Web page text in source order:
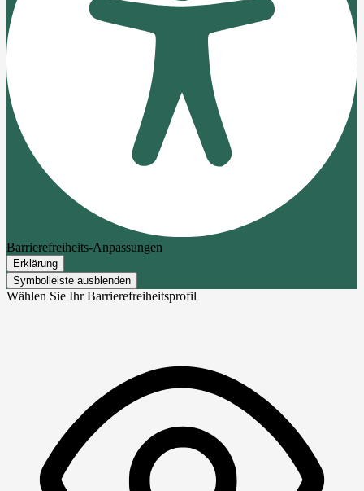
Barrierefreiheits-Anpassungen
Erklärung
Symbolleiste ausblenden
Wählen Sie Ihr Barrierefreiheitsprofil